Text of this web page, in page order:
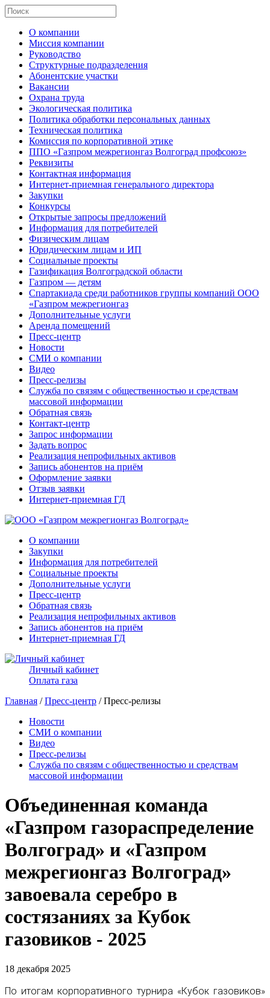
О компании
Миссия компании
Руководство
Структурные подразделения
Абонентские участки
Вакансии
Охрана труда
Экологическая политика
Политика обработки персональных данных
Техническая политика
Комиссия по корпоративной этике
ППО «Газпром межрегионгаз Волгоград профсоюз»
Реквизиты
Контактная информация
Интернет-приемная генерального директора
Закупки
Конкурсы
Открытые запросы предложений
Информация для потребителей
Физическим лицам
Юридическим лицам и ИП
Социальные проекты
Газификация Волгоградской области
Газпром — детям
Спартакиада среди работников группы компаний ООО
«Газпром межрегионгаз
Дополнительные услуги
Аренда помещений
Пресс-центр
Новости
СМИ о компании
Видео
Пресс-релизы
Служба по связям с общественностью и средствам
массовой информации
Обратная связь
Контакт-центр
Запрос информации
Задать вопрос
Реализация непрофильных активов
Запись абонентов на приём
Оформление заявки
Отзыв заявки
Интернет-приемная ГД
О компании
Закупки
Информация для потребителей
Социальные проекты
Дополнительные услуги
Пресс-центр
Обратная связь
Реализация непрофильных активов
Запись абонентов на приём
Интернет-приемная ГД
Личный кабинет
Оплата газа
Главная /Пресс-центр / Пресс-релизы
Новости
СМИ о компании
Видео
Пресс-релизы
Служба по связям с общественностью и средствам
массовой информации
Объединенная команда
«Газпром газораспределение
Волгоград» и «Газпром
межрегионгаз Волгоград»
завоевала серебро в
состязаниях за Кубок
газовиков - 2025
18 декабря 2025
По итогам корпоративного турнира «Кубок газовиков»